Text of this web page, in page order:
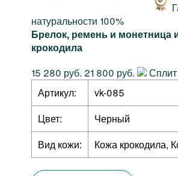
натуральности 100%
Брелок, ремень и монетница
крокодила
15 280 руб. 21 800 руб.
Артикул:
vk-085
Цвет:
Черный
Вид кожи:
Кожа крокодила,